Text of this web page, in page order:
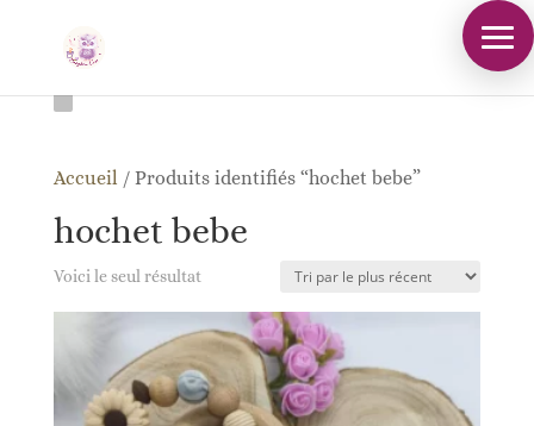
Accueil / Produits identifiés “hochet bebe”
hochet bebe
Voici le seul résultat